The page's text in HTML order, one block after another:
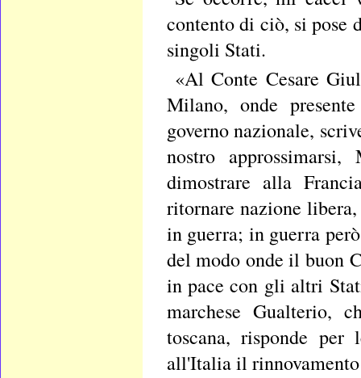
contento di ciò, si pose
singoli Stati.
«Al Conte Cesare
Milano, onde
governo nazionale,
nostro
dimostrare alla
ritornare nazione
in guerra; in guerra
del modo onde il buon
in pace con gli altri
marchese Gualterio,
toscana, risponde
all'Italia il